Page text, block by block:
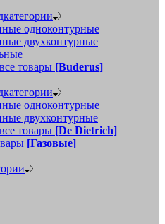
одноконтурные
двухконтурные
товары [Buderus]
одноконтурные
двухконтурные
товары [De Dietrich]
[Газовые]